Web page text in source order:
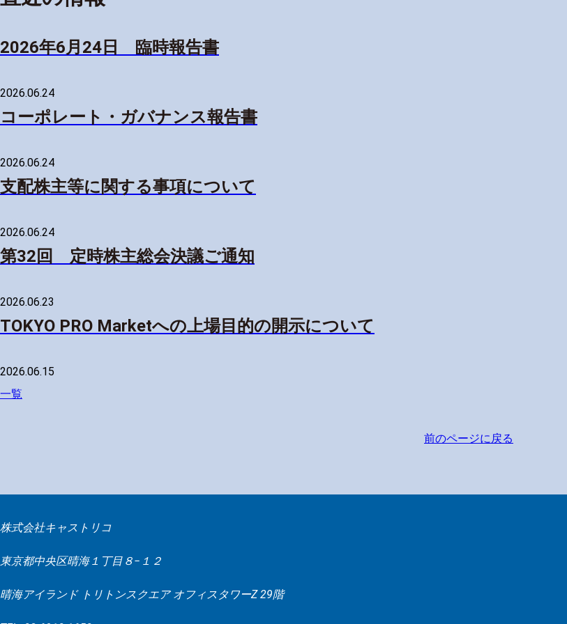
2026年6月24日 臨時報告書
2026.06.24
コーポレート・ガバナンス報告書
2026.06.24
支配株主等に関する事項について
2026.06.24
第32回 定時株主総会決議ご通知
2026.06.23
TOKYO PRO Marketへの上場目的の開示について
2026.06.15
一覧
前のページに戻る
株式会社キャストリコ
東京都中央区晴海１丁目８−１２
晴海アイランド トリトンスクエア オフィスタワーZ 29階